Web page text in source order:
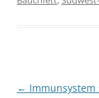
← Immunsystem